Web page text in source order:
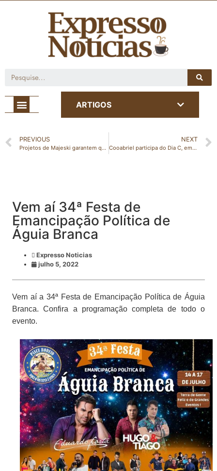
ARTIGOS
PREVIOUS
Projetos de Majeski garantem que ausências previstas na lei não afetem pagamento do Bônus Desempenho
NEXT
Cooabriel participa do Dia C, em São Gabriel da Palha
Vem aí 34ª Festa de
Emancipação Política de
Águia Branca
Expresso Noticias
julho 5, 2022
Vem aí a 34ª Festa de Emancipação Política de Águia
Branca. Confira a programação completa de todo o
evento.